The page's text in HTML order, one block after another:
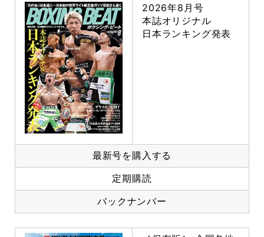
2026年8月号
本誌オリジナル
日本ランキング発表
最新号を購入する
定期購読
バックナンバー